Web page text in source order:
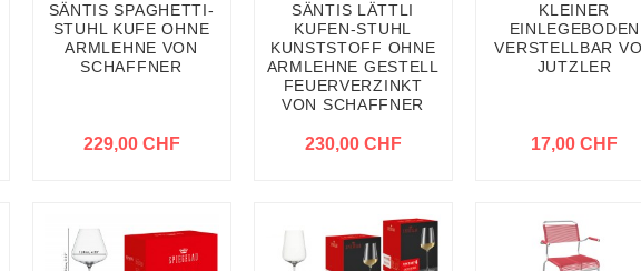
SÄNTIS SPAGHETTI-
STUHL KUFE OHNE
ARMLEHNE VON
SCHAFFNER
229,00 CHF
SÄNTIS LÄTTLI
KUFEN-STUHL
KUNSTSTOFF OHNE
ARMLEHNE GESTELL
FEUERVERZINKT
VON SCHAFFNER
230,00 CHF
KLEINER
EINLEGEBODEN
VERSTELLBAR
JUTZLER
17,00 CHF